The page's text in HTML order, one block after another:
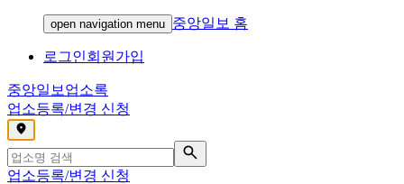
open navigation menu 중앙일보 홈
로그인회원가입
중앙일보 업소록
업소등록/변경 신청
,
업소등록/변경 신청